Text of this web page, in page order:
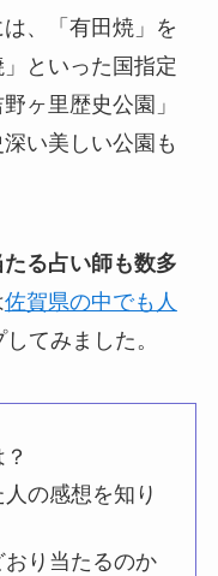
、「有田焼」を
といった国指定
ヶ里歴史公園」
い美しい公園も
る占い師も数多
佐賀県の中でも人
てみました。
の感想を知り
り当たるのか